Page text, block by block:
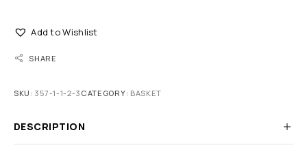
Add to Wishlist
SHARE
SKU: 357-1-1-2-3 CATEGORY: BASKET
DESCRIPTION